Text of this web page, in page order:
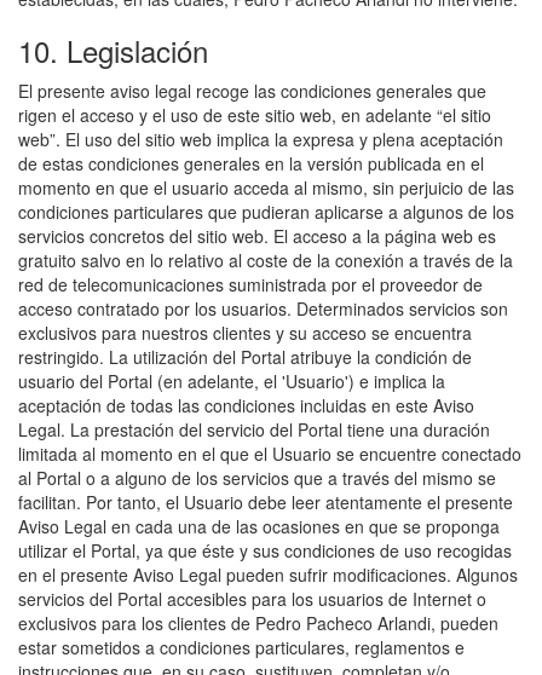
10. Legislación
El presente aviso legal recoge las condiciones generales que
rigen el acceso y el uso de este sitio web, en adelante “el sitio
web”. El uso del sitio web implica la expresa y plena aceptación
de estas condiciones generales en la versión publicada en el
momento en que el usuario acceda al mismo, sin perjuicio de las
condiciones particulares que pudieran aplicarse a algunos de los
servicios concretos del sitio web. El acceso a la página web es
gratuito salvo en lo relativo al coste de la conexión a través de la
red de telecomunicaciones suministrada por el proveedor de
acceso contratado por los usuarios. Determinados servicios son
exclusivos para nuestros clientes y su acceso se encuentra
restringido. La utilización del Portal atribuye la condición de
usuario del Portal (en adelante, el 'Usuario') e implica la
aceptación de todas las condiciones incluidas en este Aviso
Legal. La prestación del servicio del Portal tiene una duración
limitada al momento en el que el Usuario se encuentre conectado
al Portal o a alguno de los servicios que a través del mismo se
facilitan. Por tanto, el Usuario debe leer atentamente el presente
Aviso Legal en cada una de las ocasiones en que se proponga
utilizar el Portal, ya que éste y sus condiciones de uso recogidas
en el presente Aviso Legal pueden sufrir modificaciones. Algunos
servicios del Portal accesibles para los usuarios de Internet o
exclusivos para los clientes de Pedro Pacheco Arlandi, pueden
estar sometidos a condiciones particulares, reglamentos e